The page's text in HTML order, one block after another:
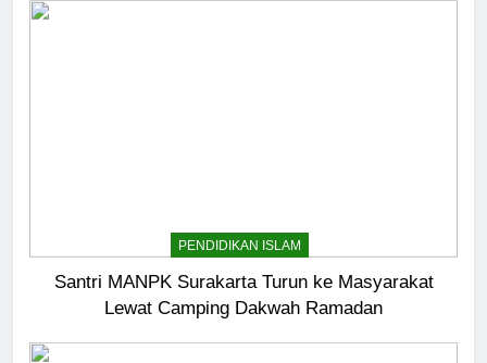
PENDIDIKAN ISLAM
Santri MANPK Surakarta Turun ke Masyarakat
Lewat Camping Dakwah Ramadan